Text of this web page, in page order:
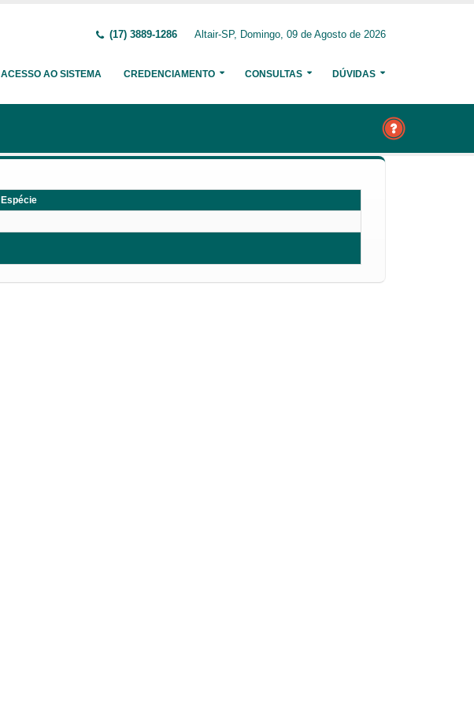
(17) 3889-1286 Altair-SP, Domingo, 09 de Agosto de 2026
ACESSO AO SISTEMA CREDENCIAMENTO CONSULTAS DÚVIDAS
Espécie